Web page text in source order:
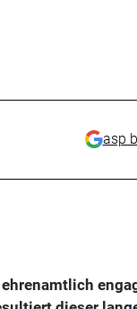
asp
ehrenamtlich